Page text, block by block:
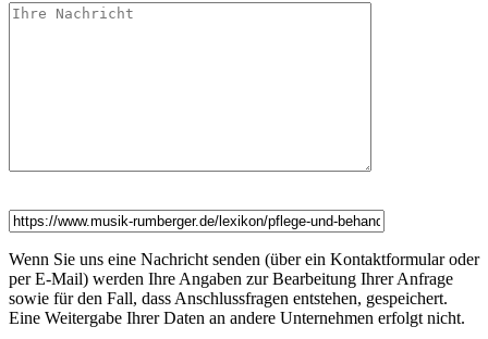
Wenn Sie uns eine Nachricht senden (über ein Kontaktformular oder
per E-Mail) werden Ihre Angaben zur Bearbeitung Ihrer Anfrage
sowie für den Fall, dass Anschlussfragen entstehen, gespeichert.
Eine Weitergabe Ihrer Daten an andere Unternehmen erfolgt nicht.